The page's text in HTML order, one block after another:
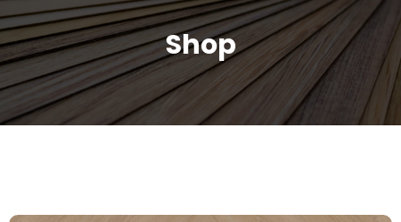
Shop